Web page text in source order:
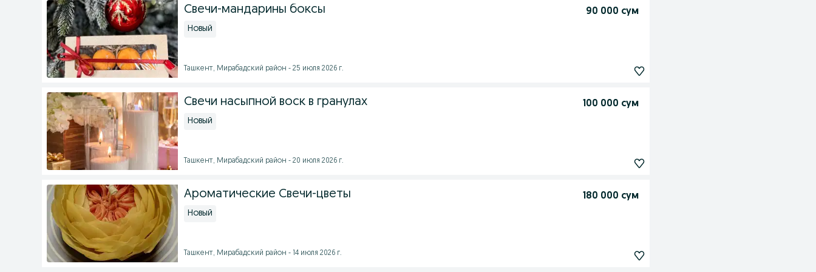
Свечи-мандарины боксы 90 000 сум
Новый
Ташкент, Мирабадский район - 25 июля 2026 г.
Свечи насыпной воск в гранулах 100 000 сум
Новый
Ташкент, Мирабадский район - 20 июля 2026 г.
Ароматические Свечи-цветы 180 000 сум
Новый
Ташкент, Мирабадский район - 14 июля 2026 г.